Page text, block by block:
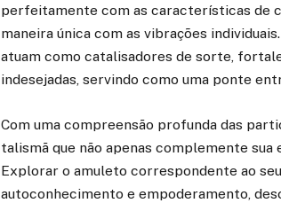
perfeitamente com as características de
maneira única com as vibrações
atuam como catalisadores de sorte,
indesejadas, servindo como uma ponte
Com uma compreensão profunda das
talismã que não apenas complemente
Explorar o amuleto correspondente ao
autoconhecimento e empoderamento,